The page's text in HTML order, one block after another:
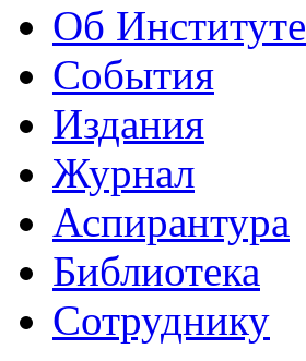
Об Институте
События
Издания
Журнал
Аспирантура
Библиотека
Сотруднику